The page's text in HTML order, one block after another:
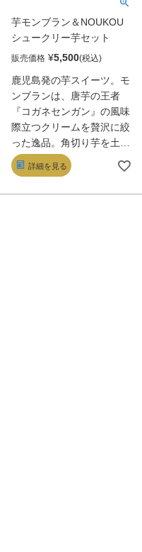
芋モンブラン＆NOUKOU
シュークリー芋セット
販売価格 ¥5,500
鹿児島発の芋スイーツ。モ
ンブランは、唐芋の王者
『コガネセンガン』の風味
際立つクリームを贅沢に絞
った逸品。角切り芋を土台
にした緻密な設計だ。焼き
芋をあしらったシュークリ
詳細を見る